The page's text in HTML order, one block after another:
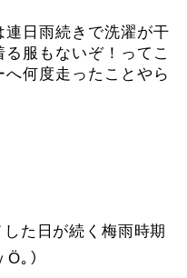
日雨続きで洗濯が干
服もないぞ！ってこ
何度走ったことやら
た日が続く梅雨時期
Ӧ｡）